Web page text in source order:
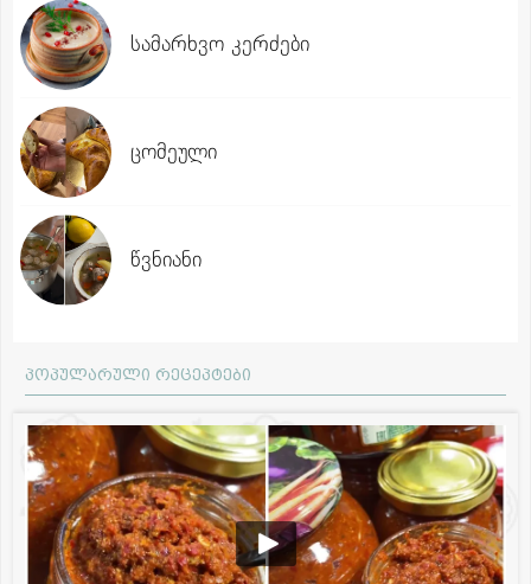
სამარხვო კერძები
ცომეული
წვნიანი
პოპულარული რეცეპტები